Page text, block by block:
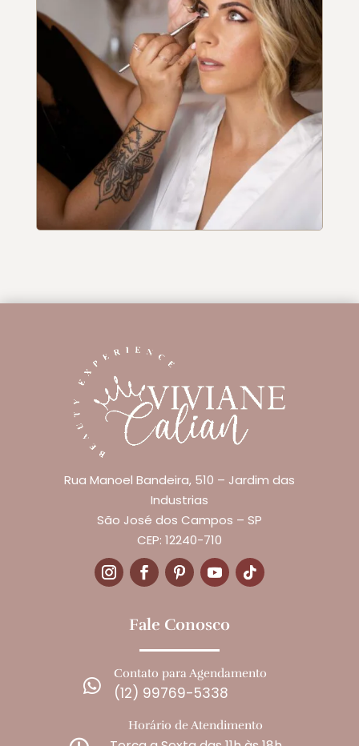
Rua Manoel Bandeira, 510 – Jardim das
Industrias
São José dos Campos – SP
CEP: 12240-710
Fale Conosco

Contato para Agendamento
(12) 99769-5338
Horário de Atendimento